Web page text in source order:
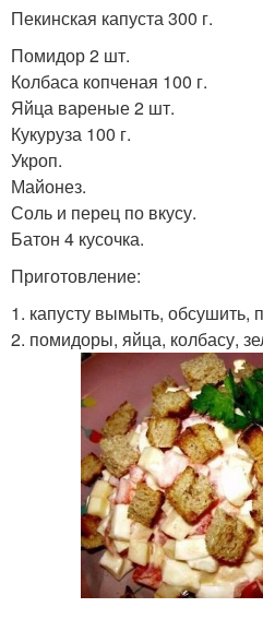
Пекинская капуста 300 г.
Помидор 2 шт.
Колбаса копченая 100 г.
Яйца вареные 2 шт.
Кукуруза 100 г.
Укроп.
Майонез.
Соль и перец по вкусу.
Батон 4 кусочка.
Приготовление:
1. капусту вымыть, обсушить,
2. помидоры, яйца, колбасу,